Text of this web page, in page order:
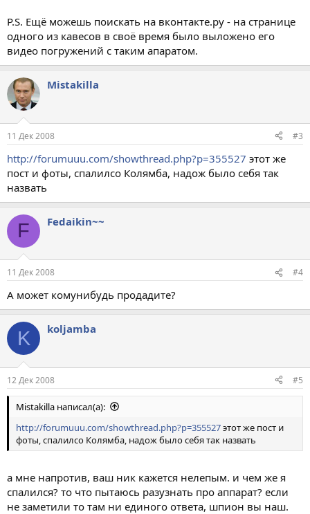
P.S. Ещё можешь поискать на вконтакте.ру - на странице
одного из кавесов в своё время было выложено его
видео погружений с таким апаратом.
Mistakilla
11 Дек 2008 #3
http://forumuuu.com/showthread.php?p=355527 этот же
пост и фоты, спалилсо Колямба, надож было себя так
назвать
F Fedaikin~~
11 Дек 2008 #4
А может комунибудь продадите?
K koljamba
12 Дек 2008 #5
Mistakilla написал(а):
http://forumuuu.com/showthread.php?p=355527этот же пост и
фоты, спалилсо Колямба, надож было себя так назвать
а мне напротив, ваш ник кажется нелепым. и чем же я
спалился? то что пытаюсь разузнать про аппарат? если
не заметили то там ни единого ответа, шпион вы наш.